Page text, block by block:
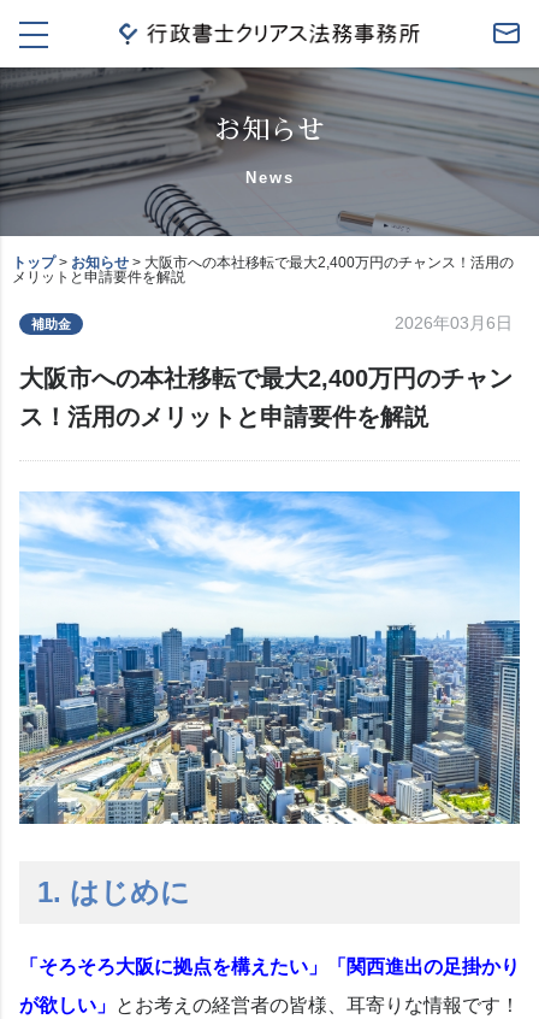
t
o
g
g
l
e
n
a
v
a
t
i
o
お知らせ
News
トップ> お知らせ > 大阪市への本社移転で最大2,400万円のチャンス！活用の
メリットと申請要件を解説
補助金 2026年03月6日
大阪市への本社移転で最大2,400万円のチャン
ス！活用のメリットと申請要件を解説
1. はじめに
「そろそろ大阪に拠点を構えたい」「関西進出の足掛かり
が欲しい」 とお考えの経営者の皆様、耳寄りな情報です！